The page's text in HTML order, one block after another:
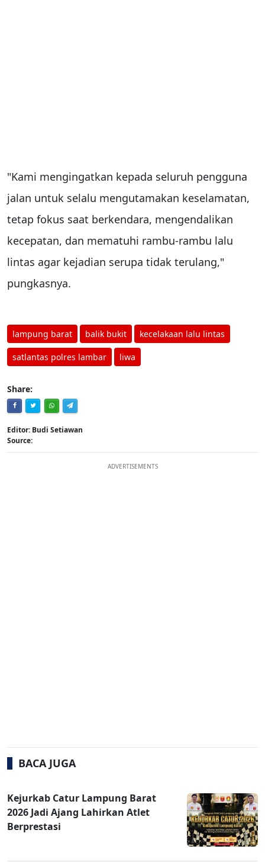
"Kami mengingatkan kepada seluruh pengguna
jalan untuk selalu mengutamakan keselamatan,
tetap fokus saat berkendara, mengendalikan
kecepatan, dan mematuhi rambu-rambu lalu
lintas agar kejadian serupa tidak terulang,"
pungkasnya.
lampung barat balik bukit kecelakaan lalu lintas
satlantas polres lambar liwa
Share:
Editor: Budi Setiawan
Source:
ADVERTISEMENTS
BACA JUGA
Kejurkab Catur Lampung Barat
2026 Jadi Ajang Lahirkan Atlet
Berprestasi